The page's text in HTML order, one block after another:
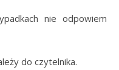
nie odpowiem
do czytelnika.